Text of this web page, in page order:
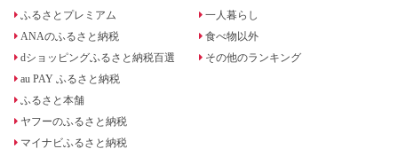
ふるさとプレミアム
ANAのふるさと納税
dショッピングふるさと納税百選
au PAY ふるさと納税
ふるさと本舗
ヤフーのふるさと納税
マイナビふるさと納税
一人暮らし
食べ物以外
その他のランキング